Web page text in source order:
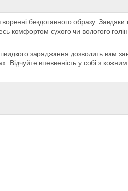
бездоганного образу. Завдяки
комфортом сухого чи вологого
заряджання дозволить вам
Відчуйте впевненість у собі з